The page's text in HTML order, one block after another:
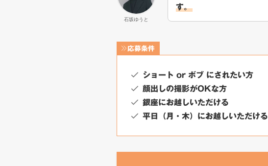
石坂ゆうと
す。
応募条件
ショート or ボブ にされたい方
顔出しの撮影がOKな方
銀座にお越しいただける
平日（月・木）にお越しいただける